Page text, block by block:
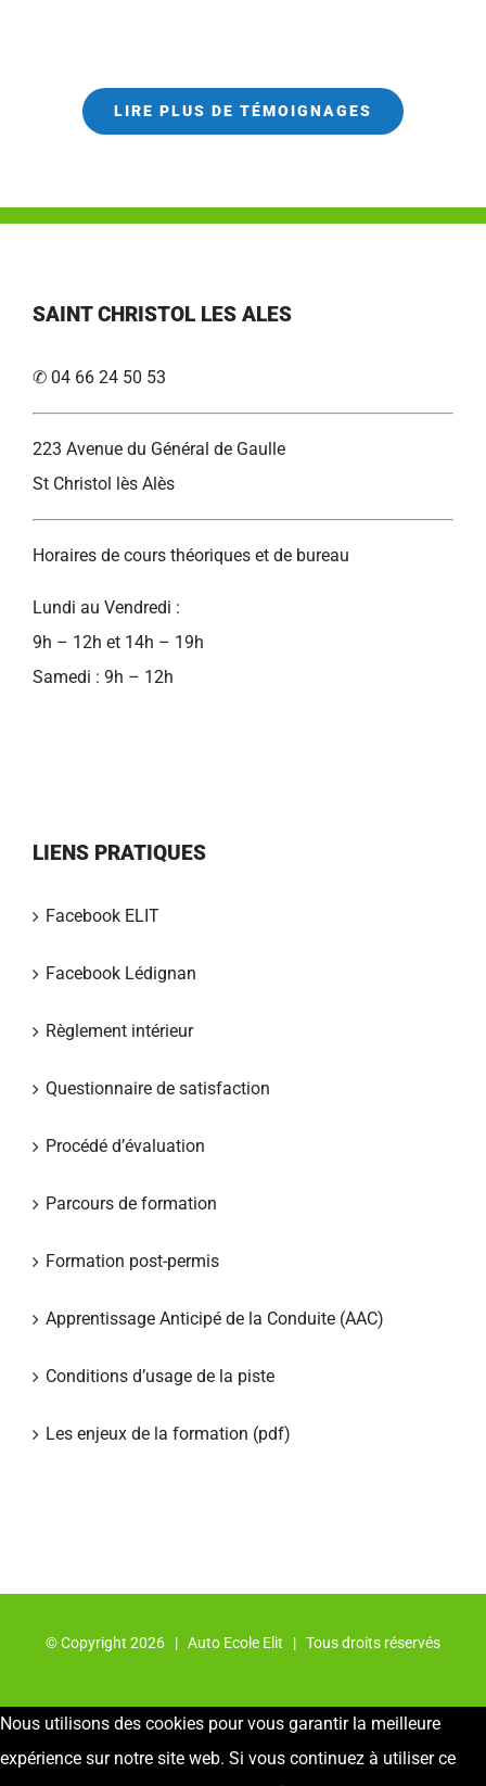
LIRE PLUS DE TÉMOIGNAGES
SAINT CHRISTOL LES ALES
✆ 04 66 24 50 53
223 Avenue du Général de Gaulle
St Christol lès Alès
Horaires de cours théoriques et de bureau
Lundi au Vendredi :
9h – 12h et 14h – 19h
Samedi : 9h – 12h
LIENS PRATIQUES
Facebook ELIT
Facebook Lédignan
Règlement intérieur
Questionnaire de satisfaction
Procédé d’évaluation
Parcours de formation
Formation post-permis
Apprentissage Anticipé de la Conduite (AAC)
Conditions d’usage de la piste
Les enjeux de la formation (pdf)
© Copyright 2026 | Auto Ecole Elit | Tous droits réservés
Nous utilisons des cookies pour vous garantir la meilleure
expérience sur notre site web. Si vous continuez à utiliser ce